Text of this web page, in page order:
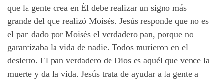
que la gente crea en Él debe realizar un signo más
grande del que realizó Moisés. Jesús responde que no es
el pan dado por Moisés el verdadero pan, porque no
garantizaba la vida de nadie. Todos murieron en el
desierto. El pan verdadero de Dios es aquél que vence la
muerte y da la vida. Jesús trata de ayudar a la gente a